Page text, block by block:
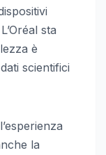
sta
è
scientifici
la